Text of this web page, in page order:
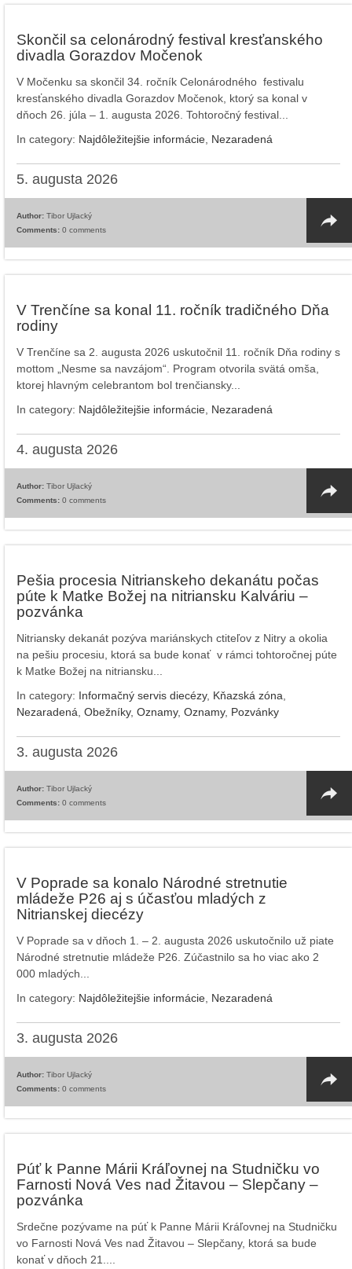
Skončil sa celonárodný festival kresťanského
divadla Gorazdov Močenok
V Močenku sa skončil 34. ročník Celonárodného festivalu
kresťanského divadla Gorazdov Močenok, ktorý sa konal v
dňoch 26. júla – 1. augusta 2026. Tohtoročný festival...
In category: Najdôležitejšie informácie Nezaradená
5. augusta 2026
Author: Tibor Ujlacký
Comments: 0 comments
V Trenčíne sa konal 11. ročník tradičného Dňa
rodiny
V Trenčíne sa 2. augusta 2026 uskutočnil 11. ročník Dňa rodiny s
mottom „Nesme sa navzájom“. Program otvorila svätá omša,
ktorej hlavným celebrantom bol trenčiansky...
In category: Najdôležitejšie informácie Nezaradená
4. augusta 2026
Author: Tibor Ujlacký
Comments: 0 comments
Pešia procesia Nitrianskeho dekanátu počas
púte k Matke Božej na nitriansku Kalváriu –
pozvánka
Nitriansky dekanát pozýva mariánskych ctiteľov z Nitry a okolia
na pešiu procesiu, ktorá sa bude konať v rámci tohtoročnej púte
k Matke Božej na nitriansku...
In category: Informačný servis diecézy, Kňazská zóna
Nezaradená Obežníky, Oznamy, Oznamy, Pozvánky
3. augusta 2026
Author: Tibor Ujlacký
Comments: 0 comments
V Poprade sa konalo Národné stretnutie
mládeže P26 aj s účasťou mladých z
Nitrianskej diecézy
V Poprade sa v dňoch 1. – 2. augusta 2026 uskutočnilo už piate
Národné stretnutie mládeže P26. Zúčastnilo sa ho viac ako 2
000 mladých...
In category: Najdôležitejšie informácie Nezaradená
3. augusta 2026
Author: Tibor Ujlacký
Comments: 0 comments
Púť k Panne Márii Kráľovnej na Studničku vo
Farnosti Nová Ves nad Žitavou – Slepčany –
pozvánka
Srdečne pozývame na púť k Panne Márii Kráľovnej na Studničku
vo Farnosti Nová Ves nad Žitavou – Slepčany, ktorá sa bude
konať v dňoch 21....